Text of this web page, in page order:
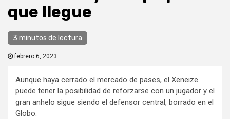
que llegue
3 minutos de lectura
febrero 6, 2023
Aunque haya cerrado el mercado de pases, el Xeneize
puede tener la posibilidad de reforzarse con un jugador y el
gran anhelo sigue siendo el defensor central, borrado en el
Globo.